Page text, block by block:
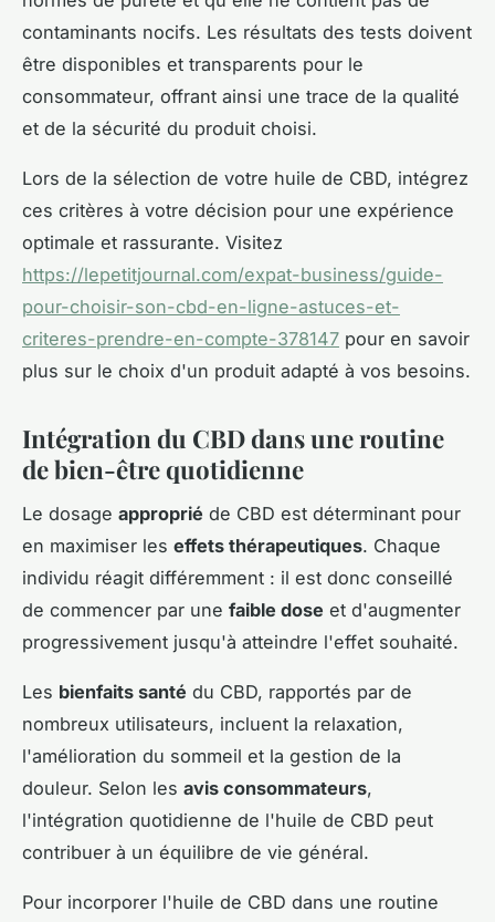
contaminants nocifs. Les résultats des tests doivent
être disponibles et transparents pour le
consommateur, offrant ainsi une trace de la qualité
et de la sécurité du produit choisi.
Lors de la sélection de votre huile de CBD, intégrez
ces critères à votre décision pour une expérience
optimale et rassurante. Visitez
https://lepetitjournal.com/expat-business/guide-
pour-choisir-son-cbd-en-ligne-astuces-et-
criteres-prendre-en-compte-378147 pour en savoir
plus sur le choix d'un produit adapté à vos besoins.
Intégration du CBD dans une routine
de bien-être quotidienne
Le dosage approprié de CBD est déterminant pour
en maximiser les effets thérapeutiques. Chaque
individu réagit différemment : il est donc conseillé
de commencer par une faible dose et d'augmenter
progressivement jusqu'à atteindre l'effet souhaité.
Les bienfaits santé du CBD, rapportés par de
nombreux utilisateurs, incluent la relaxation,
l'amélioration du sommeil et la gestion de la
douleur. Selon les avis consommateurs,
l'intégration quotidienne de l'huile de CBD peut
contribuer à un équilibre de vie général.
Pour incorporer l'huile de CBD dans une routine